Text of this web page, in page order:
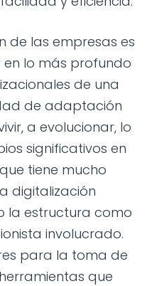
de las empresas es
lo más profundo
de una
de adaptación
a evolucionar, lo
significativos en
tiene mucho
digitalización
la estructura como
involucrado.
para la toma de
que